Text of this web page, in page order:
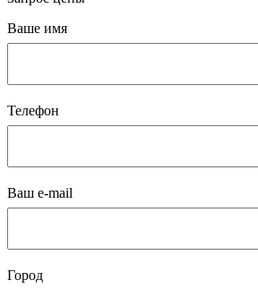
Ваше имя
Телефон
Ваш e-mail
Город